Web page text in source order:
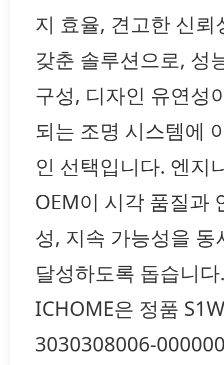
지 효율, 견고한 신뢰
갖춘 솔루션으로, 성
구성, 디자인 유연성
되는 조명 시스템에
인 선택입니다. 엔지
OEM이 시각 품질과
성, 지속 가능성을 동
달성하도록 돕습니
ICHOME은 정품
3030308006-